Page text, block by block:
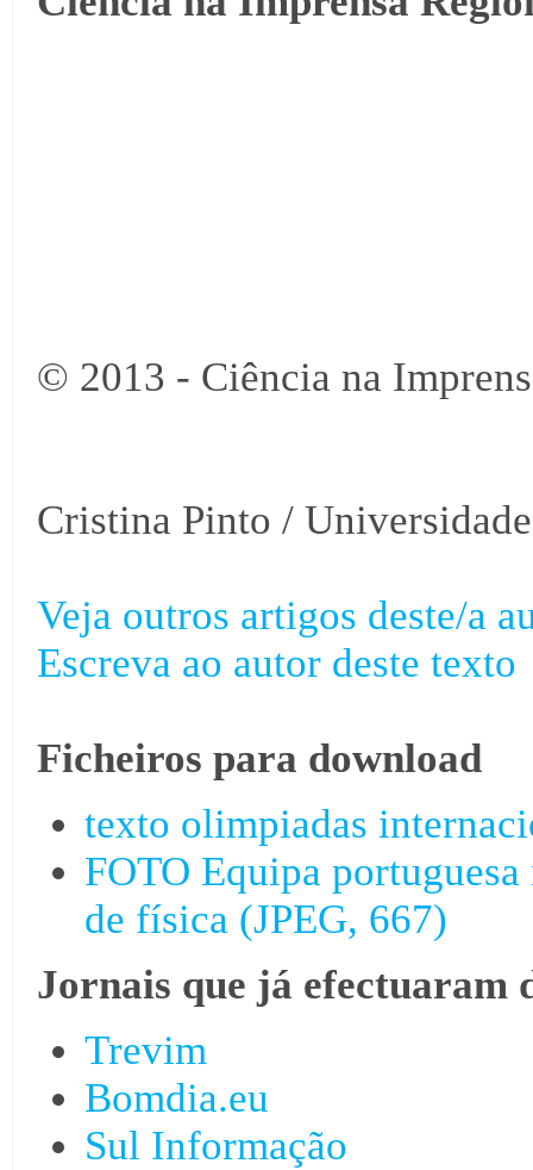
© 2013 - Ciência na
Cristina Pinto /
Veja outros artigos deste/a
Escreva ao autor deste texto
Ficheiros para download
texto olimpiadas
FOTO Equipa
de física (JPEG, 667)
Jornais que já efectuaram
Trevim
Bomdia.eu
Sul Informação